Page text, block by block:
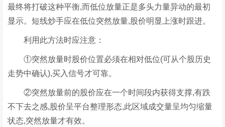
最终将打破这种平衡,而低位放量正是多头力量异动的最初
显示。短线炒手应在低位突然放量,股价明显上涨时跟进。
利用此方法时应注意：
①突然放量时股价位置必须在相对低位(可从个股历史
走势中确认),买入信号才可靠。
②突然放量前的股价应在一个时间段内获得支撑,有跌
不下去之感,股价呈平台整理形态,此区域成交量呈均匀缩量
状态,突然放量才有效。